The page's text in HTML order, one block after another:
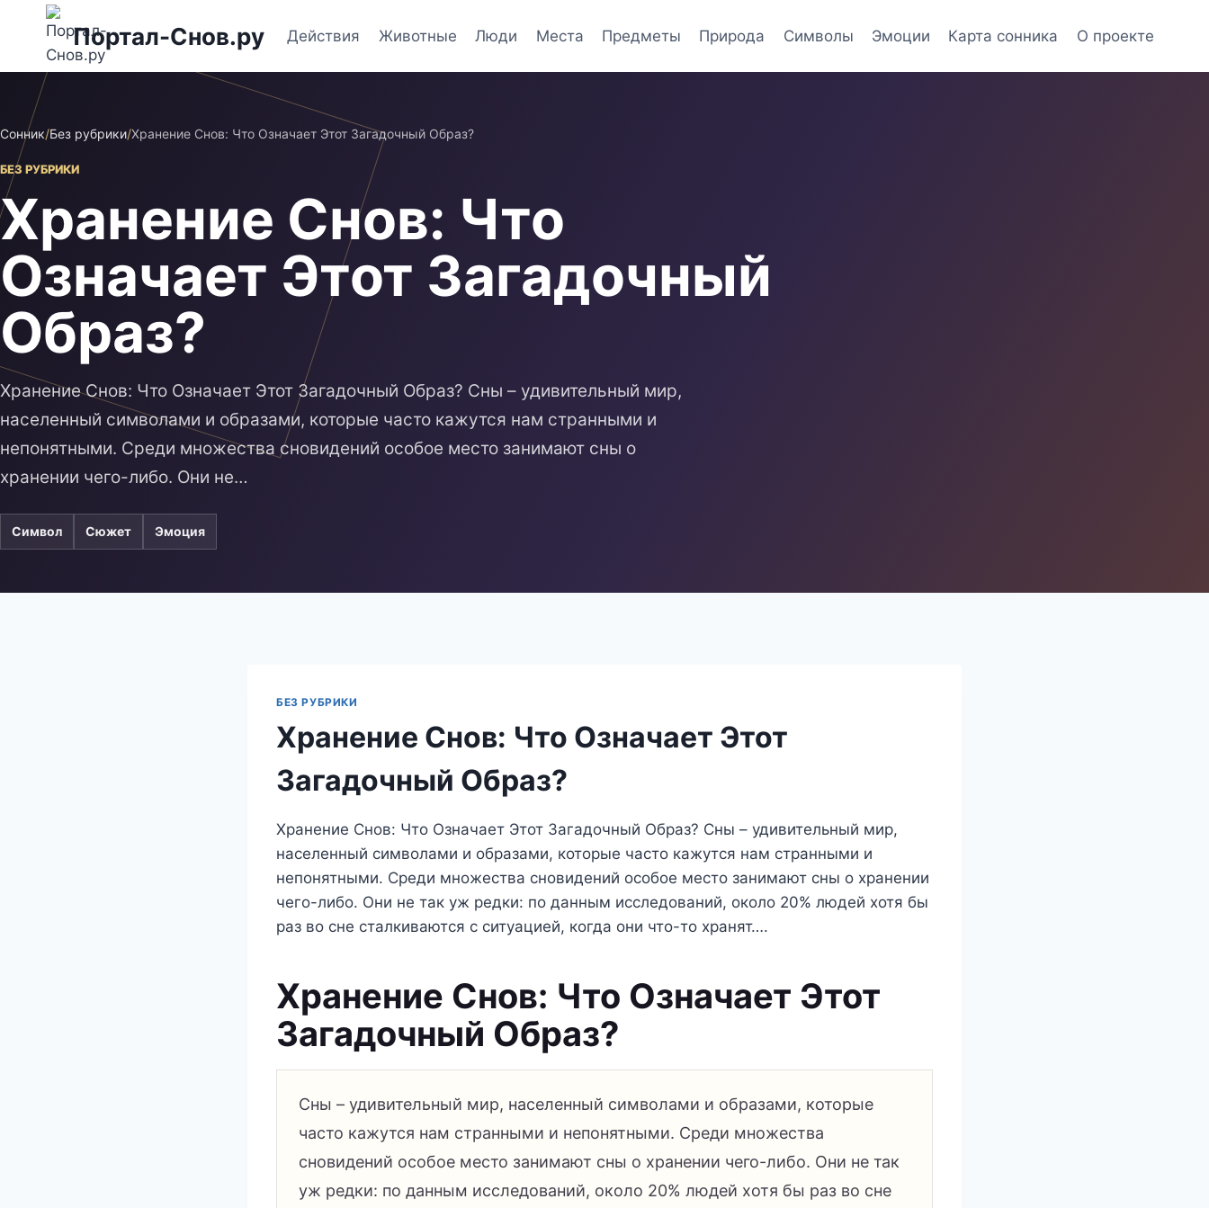
Перейти
содержимому
Портал-Снов.ру Действия Животные Люди Места Предметы Природа Символы Эмоции Карта сонника О проекте
Сонник/Без рубрики/Хранение Снов: Что Означает Этот Загадочный Образ?
БЕЗ РУБРИКИ
Хранение Снов: Что
Означает Этот Загадочный
Образ?
Хранение Снов: Что Означает Этот Загадочный Образ? Сны – удивительный мир,
населенный символами и образами, которые часто кажутся нам странными и
непонятными. Среди множества сновидений особое место занимают сны о
хранении чего-либо. Они не…
Символ Сюжет Эмоция
БЕЗ РУБРИКИ
Хранение Снов: Что Означает Этот
Загадочный Образ?
Хранение Снов: Что Означает Этот Загадочный Образ? Сны – удивительный мир,
населенный символами и образами, которые часто кажутся нам странными и
непонятными. Среди множества сновидений особое место занимают сны о хранении
чего-либо. Они не так уж редки: по данным исследований, около 20% людей хотя бы
раз во сне сталкиваются с ситуацией, когда они что-то хранят….
Хранение Снов: Что Означает Этот
Загадочный Образ?
Сны – удивительный мир, населенный символами и образами, которые
часто кажутся нам странными и непонятными. Среди множества
сновидений особое место занимают сны о хранении чего-либо. Они не так
уж редки: по данным исследований, около 20% людей хотя бы раз во сне